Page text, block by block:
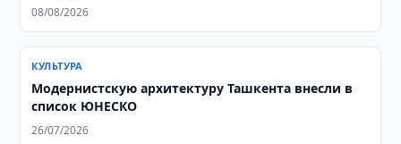
08/08/2026
КУЛЬТУРА
Модернистскую архитектуру Ташкента внесли в
список ЮНЕСКО
26/07/2026